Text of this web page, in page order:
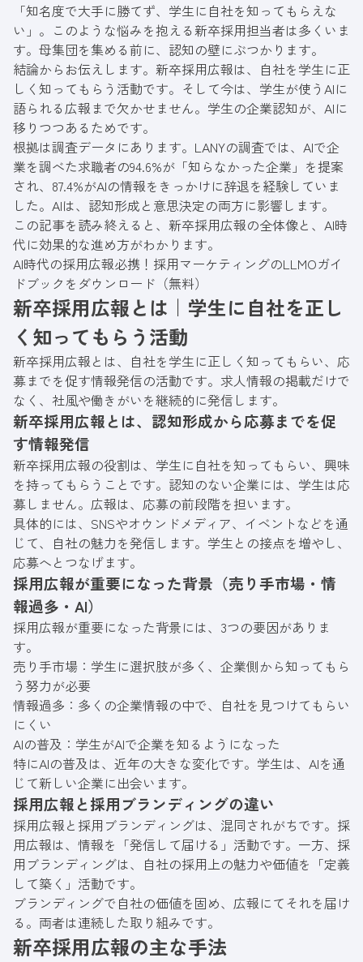
「知名度で大手に勝てず、学生に自社を知ってもらえな
い」。このような悩みを抱える新卒採用担当者は多くいま
す。母集団を集める前に、認知の壁にぶつかります。
結論からお伝えします。新卒採用広報は、自社を学生に正
しく知ってもらう活動です。そして今は、学生が使うAIに
語られる広報まで欠かせません。学生の企業認知が、AIに
移りつつあるためです。
根拠は調査データにあります。LANYの調査では、AIで企
業を調べた求職者の94.6%が「知らなかった企業」を提案
され、87.4%がAIの情報をきっかけに辞退を経験していま
した。AIは、認知形成と意思決定の両方に影響します。
この記事を読み終えると、新卒採用広報の全体像と、AI時
代に効果的な進め方がわかります。
AI時代の採用広報必携！採用マーケティングのLLMOガイ
ドブックをダウンロード（無料）
新卒採用広報とは｜学生に自社を正し
く知ってもらう活動
新卒採用広報とは、自社を学生に正しく知ってもらい、応
募までを促す情報発信の活動です。求人情報の掲載だけで
なく、社風や働きがいを継続的に発信します。
新卒採用広報とは、認知形成から応募までを促
す情報発信
新卒採用広報の役割は、学生に自社を知ってもらい、興味
を持ってもらうことです。認知のない企業には、学生は応
募しません。広報は、応募の前段階を担います。
具体的には、SNSやオウンドメディア、イベントなどを通
じて、自社の魅力を発信します。学生との接点を増やし、
応募へとつなげます。
採用広報が重要になった背景（売り手市場・情
報過多・AI）
採用広報が重要になった背景には、3つの要因がありま
す。
売り手市場：学生に選択肢が多く、企業側から知ってもら
う努力が必要
情報過多：多くの企業情報の中で、自社を見つけてもらい
にくい
AIの普及：学生がAIで企業を知るようになった
特にAIの普及は、近年の大きな変化です。学生は、AIを通
じて新しい企業に出会います。
採用広報と採用ブランディングの違い
採用広報と採用ブランディングは、混同されがちです。採
用広報は、情報を「発信して届ける」活動です。一方、採
用ブランディングは、自社の採用上の魅力や価値を「定義
して築く」活動です。
ブランディングで自社の価値を固め、広報にてそれを届け
る。両者は連続した取り組みです。
新卒採用広報の主な手法